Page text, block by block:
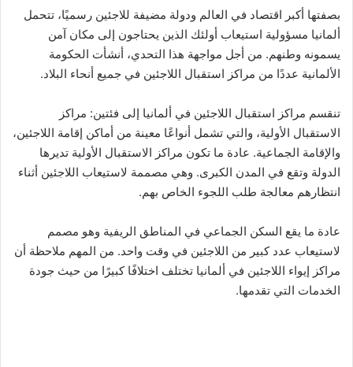
بصفتها أكبر اقتصاد في العالم ودولة مضيفة للاجئين رسميًا، تتحمل
ألمانيا مسؤولية استيعاب أولئك الذين يحتاجون إلى مكان آمن
يسمونه وطنهم. من أجل مواجهة هذا التحدي، أنشأت الحكومة
الألمانية عددًا من مراكز استقبال اللاجئين في جميع أنحاء البلاد.
تنقسم مراكز استقبال اللاجئين في ألمانيا إلى فئتين: مراكز
الاستقبال الأولية، والتي تشمل أنواعًا معينة من أماكن إقامة اللاجئين،
والإقامة الجماعية. عادة ما تكون مراكز الاستقبال الأولية تديرها
الدولة وتقع في المدن الكبرى. وهي مصممة لاستيعاب اللاجئين أثناء
انتظارهم معالجة طلب اللجوء الخاص بهم.
عادة ما يقع السكن الجماعي في المناطق الريفية وهو مصمم
لاستيعاب عدد كبير من اللاجئين في وقت واحد. من المهم ملاحظة أن
مراكز إيواء اللاجئين في ألمانيا تختلف اختلافًا كبيرًا من حيث جودة
الخدمات التي تقدمها.